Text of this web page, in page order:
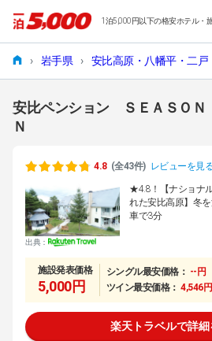
1泊5,000円以下の格安ホテル・
› 岩手県 › 安比高原・八幡平・二戸
安比ペンション ＳＥＡＳＯ
Ｎ
4.8 (全43件) レビューを見
出典：
★4.8！【ナショナ
れた安比高原】冬
車で3分
施設発表価格
5,000円
シングル最安価格： --円
ツイン最安価格：4,546円
楽天トラベルで詳細